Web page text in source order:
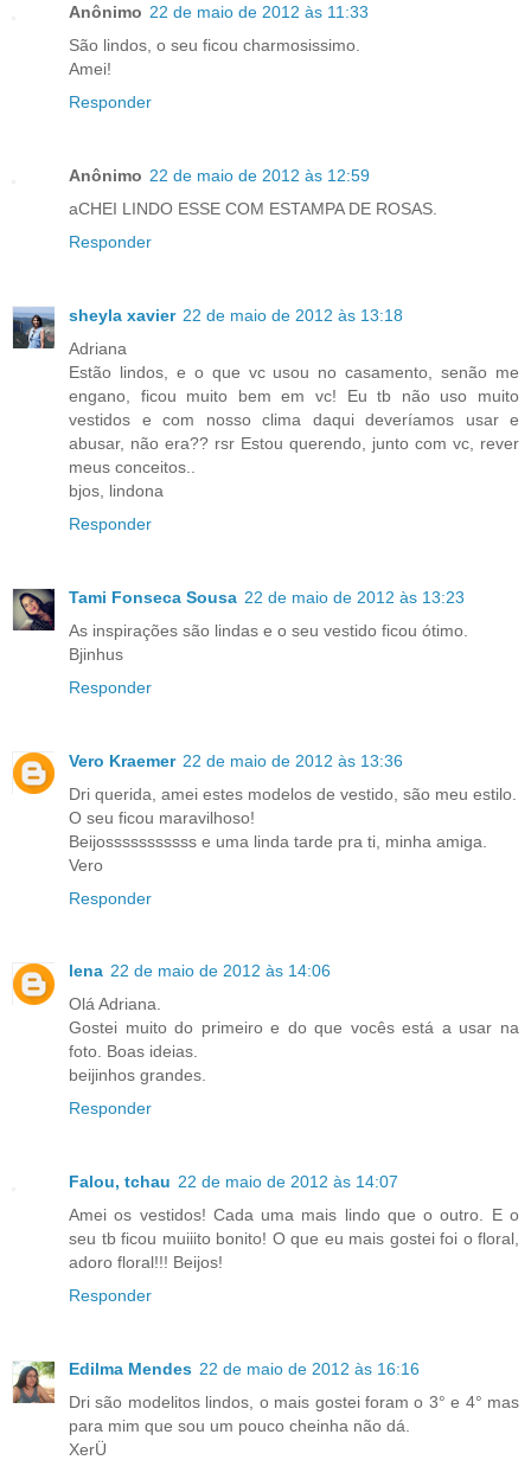
Anônimo 22 de maio de 2012 às 11:33
São lindos, o seu ficou charmosissimo.
Amei!
Responder
Anônimo 22 de maio de 2012 às 12:59
aCHEI LINDO ESSE COM ESTAMPA DE ROSAS.
Responder
sheyla xavier 22 de maio de 2012 às 13:18
Adriana
Estão lindos, e o que vc usou no casamento, senão me
engano, ficou muito bem em vc! Eu tb não uso muito
vestidos e com nosso clima daqui deveríamos usar e
abusar, não era?? rsr Estou querendo, junto com vc, rever
meus conceitos..
bjos, lindona
Responder
Tami Fonseca Sousa 22 de maio de 2012 às 13:23
As inspirações são lindas e o seu vestido ficou ótimo.
Bjinhus
Responder
Vero Kraemer 22 de maio de 2012 às 13:36
Dri querida, amei estes modelos de vestido, são meu estilo.
O seu ficou maravilhoso!
Beijosssssssssss e uma linda tarde pra ti, minha amiga.
Vero
Responder
lena 22 de maio de 2012 às 14:06
Olá Adriana.
Gostei muito do primeiro e do que vocês está a usar na
foto. Boas ideias.
beijinhos grandes.
Responder
Falou, tchau 22 de maio de 2012 às 14:07
Amei os vestidos! Cada uma mais lindo que o outro. E o
seu tb ficou muiiito bonito! O que eu mais gostei foi o floral,
adoro floral!!! Beijos!
Responder
Edilma Mendes 22 de maio de 2012 às 16:16
Dri são modelitos lindos, o mais gostei foram o 3° e 4° mas
para mim que sou um pouco cheinha não dá.
XerÜ